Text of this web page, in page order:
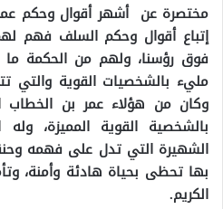
مختصرة عن أشهر أقوال وحكم
إتباع أقوال وحكم السلف فهم
فوق رؤسنا، ولهم من الحكمة ما
مليء بالشخصيات القوية والتي
وكان من هؤلاء عمر بن الخطاب
بالشخصية القوية المميزة،
الشهيرة التي تدل على فهمه
بها تحظى بحياة هادئة وأمنة،
الكريم.